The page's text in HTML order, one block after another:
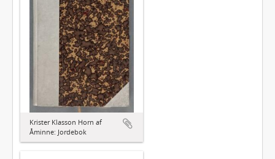
Krister Klasson Horn af
Åminne: Jordebok